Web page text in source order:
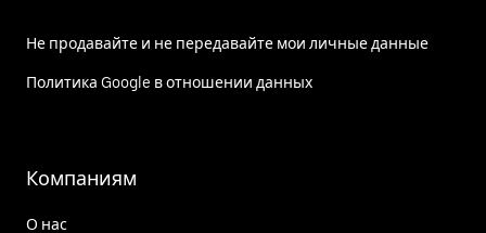
Не продавайте и не передавайте мои личные данные
Политика Google в отношении данных
Компаниям
О нас